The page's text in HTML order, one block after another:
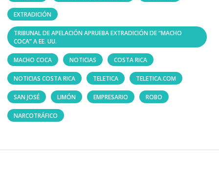
EXTRADICIÓN
TRIBUNAL DE APELACIÓN APRUEBA EXTRADICIÓN DE “MACHO
COCA” A EE. UU.
MACHO COCA NOTICIAS COSTA RICA
NOTICIAS COSTA RICA TELETICA TELETICA.COM
SAN JOSÉ LIMÓN EMPRESARIO ROBO
NARCOTRÁFICO